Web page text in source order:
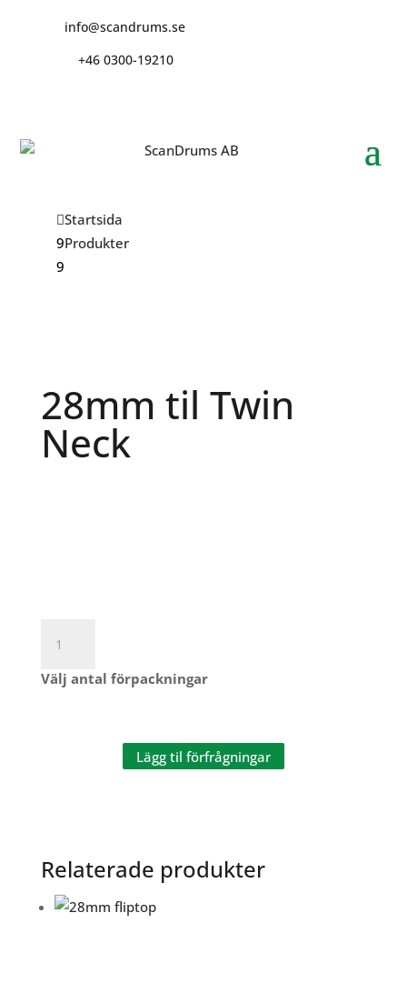
info@scandrums.se
+46 0300-19210
Startsida
Produkter
28mm til Twin
Neck
Twin
Välj antal förpackningar
Lägg til förfrågningar
Relaterade produkter